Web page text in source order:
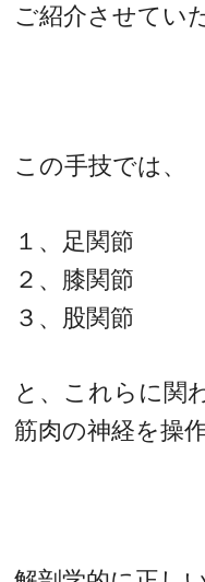
ご紹介させてい
この手技では、
１、足関節
２、膝関節
３、股関節
と、これらに関
筋肉の神経を操